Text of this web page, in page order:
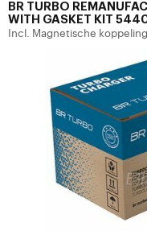
BR TURBO
WITH GASKET KIT
Incl. Magnetische koppeling